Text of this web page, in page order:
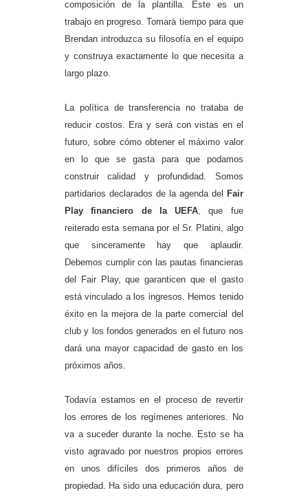
composición de la plantilla. Este es un
trabajo en progreso. Tomará tiempo para que
Brendan introduzca su filosofía en el equipo
y construya exactamente lo que necesita a
largo plazo.
La política de transferencia no trataba de
reducir costos. Era y será con vistas en el
futuro, sobre cómo obtener el máximo valor
en lo que se gasta para que podamos
construir calidad y profundidad. Somos
partidarios declarados de la agenda del
Fair
Play financiero de la UEFA, que fue
reiterado esta semana por el Sr. Platini, algo
que sinceramente hay que aplaudir.
Debemos cumplir con las pautas financieras
del Fair Play, que garanticen que el gasto
está vinculado a los ingresos. Hemos tenido
éxito en la mejora de la parte comercial del
club y los fondos generados en el futuro nos
dará una mayor capacidad de gasto en los
próximos años.
Todavía estamos en el proceso de revertir
los errores de los regímenes anteriores. No
va a suceder durante la noche. Esto se ha
visto agravado por nuestros propios errores
en unos difíciles dos primeros años de
propiedad. Ha sido una educación dura, pero